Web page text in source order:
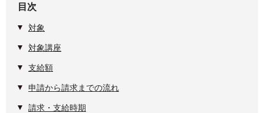
目次
対象
対象講座
支給額
申請から請求までの流れ
請求・支給時期